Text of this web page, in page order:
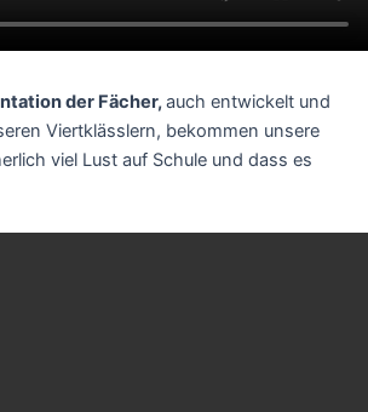
der Fächer,auch entwickelt und
Viertklässlern, bekommen unsere
viel Lust auf Schule und dass es